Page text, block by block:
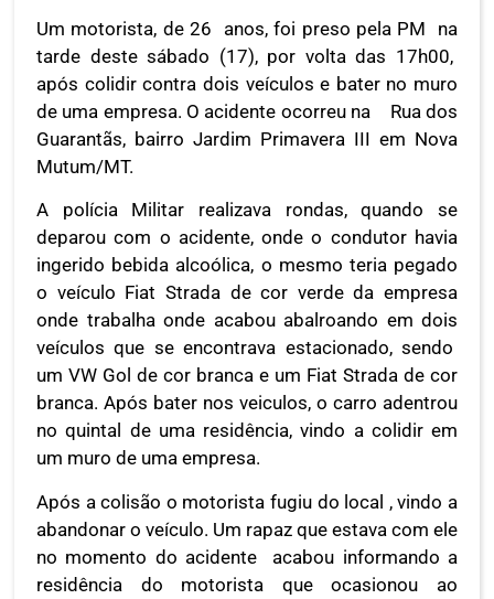
Um motorista, de 26 anos, foi preso pela PM na
tarde deste sábado (17), por volta das 17h00,
após colidir contra dois veículos e bater no muro
de uma empresa. O acidente ocorreu na Rua dos
Guarantãs, bairro Jardim Primavera III em Nova
Mutum/MT.
A polícia Militar realizava rondas, quando se
deparou com o acidente, onde o condutor havia
ingerido bebida alcoólica, o mesmo teria pegado
o veículo Fiat Strada de cor verde da empresa
onde trabalha onde acabou abalroando em dois
veículos que se encontrava estacionado, sendo
um VW Gol de cor branca e um Fiat Strada de cor
branca. Após bater nos veiculos, o carro adentrou
no quintal de uma residência, vindo a colidir em
um muro de uma empresa.
Após a colisão o motorista fugiu do local , vindo a
abandonar o veículo. Um rapaz que estava com ele
no momento do acidente acabou informando a
residência do motorista que ocasionou ao